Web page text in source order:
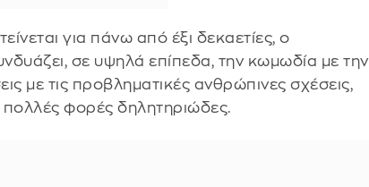
για πάνω από έξι δεκαετίες, ο
σε υψηλά επίπεδα, την κωμωδία με την
με τις προβληματικές ανθρώπινες σχέσεις,
πολλές φορές δηλητηριώδες.